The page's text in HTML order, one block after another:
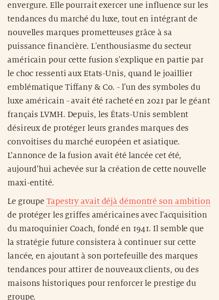
envergure. Elle pourrait exercer une influence sur les
tendances du marché du luxe, tout en intégrant de
nouvelles marques prometteuses grâce à sa
puissance financière. L'enthousiasme du secteur
américain pour cette fusion s'explique en partie par
le choc ressenti aux Etats-Unis, quand le joaillier
emblématique Tiffany & Co. - l'un des symboles du
luxe américain - avait été racheté en 2021 par le géant
français LVMH. Depuis, les États-Unis semblent
désireux de protéger leurs grandes marques des
convoitises du marché européen et asiatique.
L’annonce de la fusion avait été lancée cet été,
aujourd’hui achevée sur la création de cette nouvelle
maxi-entité.
Le groupeTapestry avait déjà démontré son ambition
de protéger les griffes américaines avec l'acquisition
du maroquinier Coach, fondé en 1941. Il semble que
la stratégie future consistera à continuer sur cette
lancée, en ajoutant à son portefeuille des marques
tendances pour attirer de nouveaux clients, ou des
maisons historiques pour renforcer le prestige du
groupe.